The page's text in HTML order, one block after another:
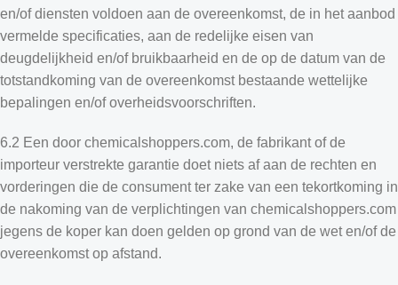
en/of diensten voldoen aan de overeenkomst, de in het aanbod
vermelde specificaties, aan de redelijke eisen van
deugdelijkheid en/of bruikbaarheid en de op de datum van de
totstandkoming van de overeenkomst bestaande wettelijke
bepalingen en/of overheidsvoorschriften.
6.2 Een door chemicalshoppers.com, de fabrikant of de
importeur verstrekte garantie doet niets af aan de rechten en
vorderingen die de consument ter zake van een tekortkoming in
de nakoming van de verplichtingen van chemicalshoppers.com
jegens de koper kan doen gelden op grond van de wet en/of de
overeenkomst op afstand.